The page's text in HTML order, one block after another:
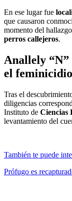
En ese lugar fue
que causaron
momento del
perros callejeros.
Anallely
el
Tras el
diligencias
Instituto de Ciencias
levantamiento del
También te puede
Prófugo es